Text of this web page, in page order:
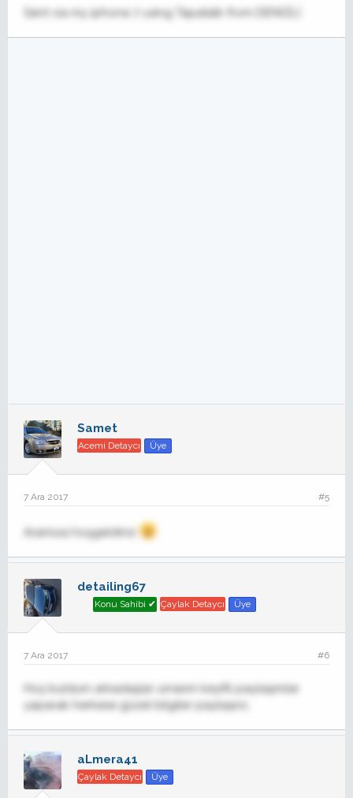
Sent via my iphone 7 using Tapatalk from DENİZLİ
Samet
Acemi Detaycı Üye
7 Ara 2017 #5
Aramıza hoşgeldiniz
detailing67
Konu Sahibi ✔ Çaylak Detaycı Üye
7 Ara 2017 #6
Hoş buldum arkadaşlar umarım keyifli paylaşımlar
yaparak herkese güzel bilgiler paylaşırız..
aLmera41
Çaylak Detaycı Üye